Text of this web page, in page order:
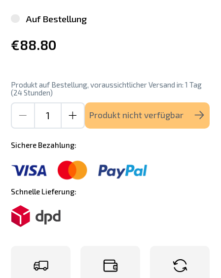
Auf Bestellung
€88.80
Produkt auf Bestellung, voraussichtlicher Versand in: 1 Tag
(24 Stunden)
Produkt nicht verfügbar
Sichere Bezahlung:
Schnelle Lieferung: